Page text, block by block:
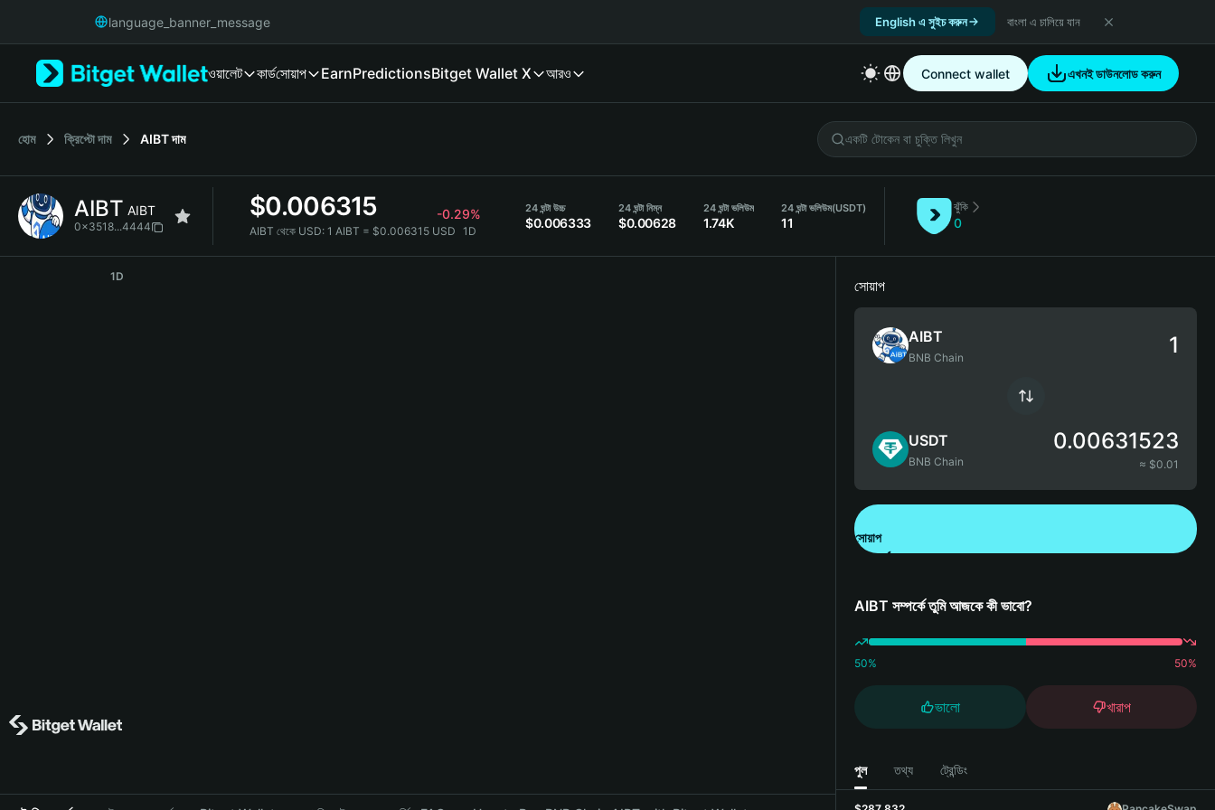
Русский
Italiano
简体中文
繁體中文
Bahasa Indonesia
language_banner_message English এ সুইচ করুন বাংলা এ চালিয়ে যান
ওয়ালেট কার্ডসোয়াপ EarnPredictionsBitget Wallet X আরও Connect wallet এখনই ডাউনলোড করুন
হোম ক্রিপ্টো দাম AIBTদাম
AIBT AIBT
0x3518...4444
$0.006315 -0.29%
AIBT থেকে USD: 1 AIBT = $0.006315 USD 1D
24 ঘন্টা উচ্চ
$0.006333
24 ঘন্টা নিম্ন
$0.00628
24 ঘন্টা ভলিউম
1.74K
24 ঘন্টা ভলিউম(USDT)
11
ঝুঁকি
0
1D
সোয়াপ
AIBT
BNB Chain
USDT
BNB Chain
0.00631523
≈ $0.01
সোয়াপ
AIBT সম্পর্কে তুমি আজকে কী ভাবো?
50% 50%
ভালো খারাপ
পুল তথ্য ট্রেন্ডিং